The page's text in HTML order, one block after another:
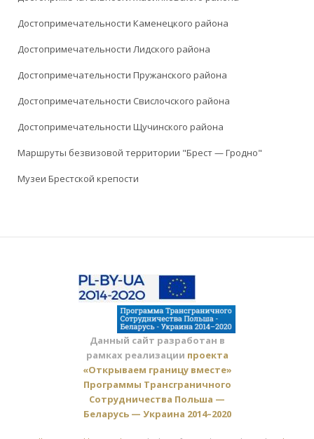
Достопримечательности Каменецкого района
Достопримечательности Лидского района
Достопримечательности Пружанского района
Достопримечательности Свислочского района
Достопримечательности Щучинского района
Маршруты безвизовой территории "Брест — Гродно"
Музеи Брестской крепости
Данный сайт разработан в
рамках реализации проекта
«Открываем границу вместе»
Программы Трансграничного
Сотрудничества Польша —
Беларусь — Украина 2014–2020